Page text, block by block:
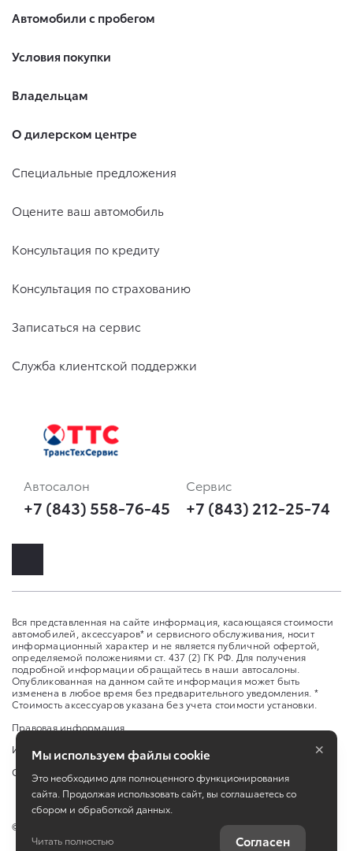
Автомобили с пробегом
Условия покупки
Владельцам
О дилерском центре
Специальные предложения
Оцените ваш автомобиль
Консультация по кредиту
Консультация по страхованию
Записаться на сервис
Служба клиентской поддержки
Автосалон
+7 (843) 558-76-45
Сервис
+7 (843) 212-25-74
Вся представленная на сайте информация, касающаяся стоимости
автомобилей, аксессуаров* и сервисного обслуживания, носит
информационный характер и не является публичной офертой,
определяемой положениями ст. 437 (2) ГК РФ. Для получения
подробной информации обращайтесь в наши автосалоны.
Опубликованная на данном сайте информация может быть
изменена в любое время без предварительного уведомления. *
Стоимость аксессуаров указана без учета стоимости установки.
Правовая информация
Изменить настройку cookies
Сбросить cookie
© ООО "УК "ТРАНСТЕХСЕРВИС" пр.Ибрагимова, 48
Мы используем файлы cookie
Это необходимо для полноценного функционирования
сайта. Продолжая использовать сайт, вы соглашаетесь со
сбором и обработкой данных.
Читать полностью Согласен
×